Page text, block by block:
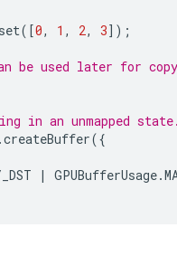
set([0, 1 , 2, 3]);
be used later for
in an unmapped
.createBuffer({
| GPUBufferUsage.